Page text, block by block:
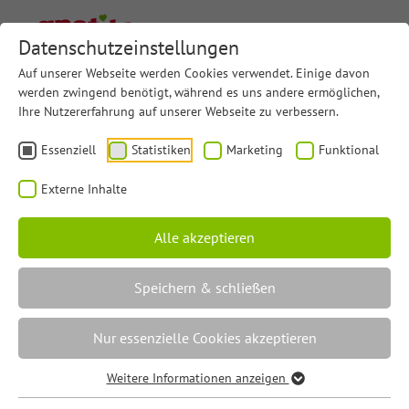
Datenschutzeinstellungen
Auf unserer Webseite werden Cookies verwendet. Einige davon
werden zwingend benötigt, während es uns andere ermöglichen,
Ihre Nutzererfahrung auf unserer Webseite zu verbessern.
Essenziell Statistiken Marketing Funktional
Externe Inhalte
Alle akzeptieren
Speichern & schließen
Nur essenzielle Cookies akzeptieren
Weitere Informationen anzeigen
EASYkitchen